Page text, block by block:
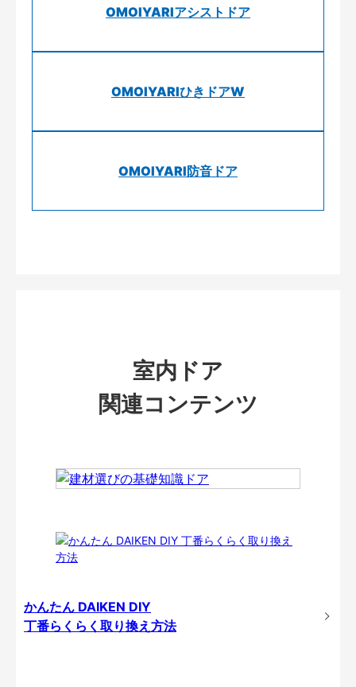
OMOIYARIアシストドア
OMOIYARIひきドアW
OMOIYARI防音ドア
室内ドア
関連コンテンツ
かんたん DAIKEN DIY
丁番らくらく取り換え方法